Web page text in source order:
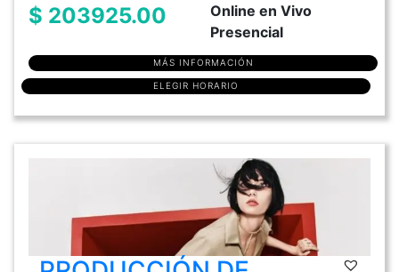
$ 203925.00
Online en Vivo
Presencial
MÁS INFORMACIÓN
ELEGIR HORARIO